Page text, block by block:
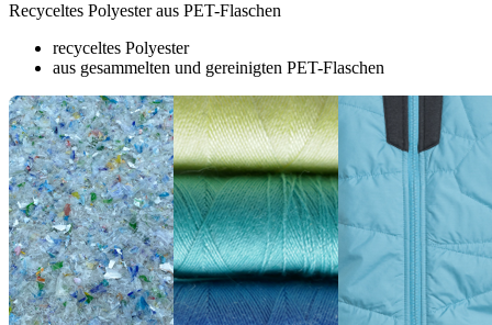
Recyceltes Polyester aus PET-Flaschen
recyceltes Polyester
aus gesammelten und gereinigten PET-Flaschen